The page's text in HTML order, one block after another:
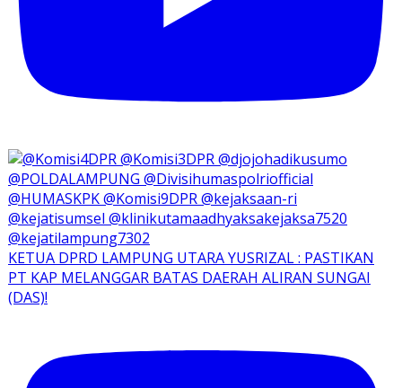
KETUA DPRD LAMPUNG UTARA YUSRIZAL : PASTIKAN
PT KAP MELANGGAR BATAS DAERAH ALIRAN SUNGAI
(DAS)!